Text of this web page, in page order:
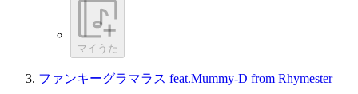
マイうた
ファンキーグラマラス feat.Mummy-D from Rhymester